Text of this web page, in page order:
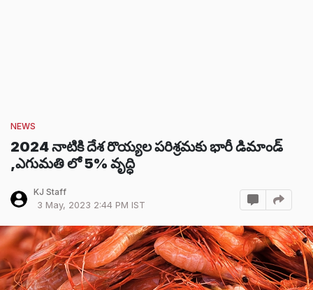
NEWS
2024 నాటికి దేశ రొయ్యల పరిశ్రమకు భారీ డిమాండ్
,ఎగుమతి లో 5% వృద్ధి
KJ Staff
3 May, 2023 2:44 PM IST